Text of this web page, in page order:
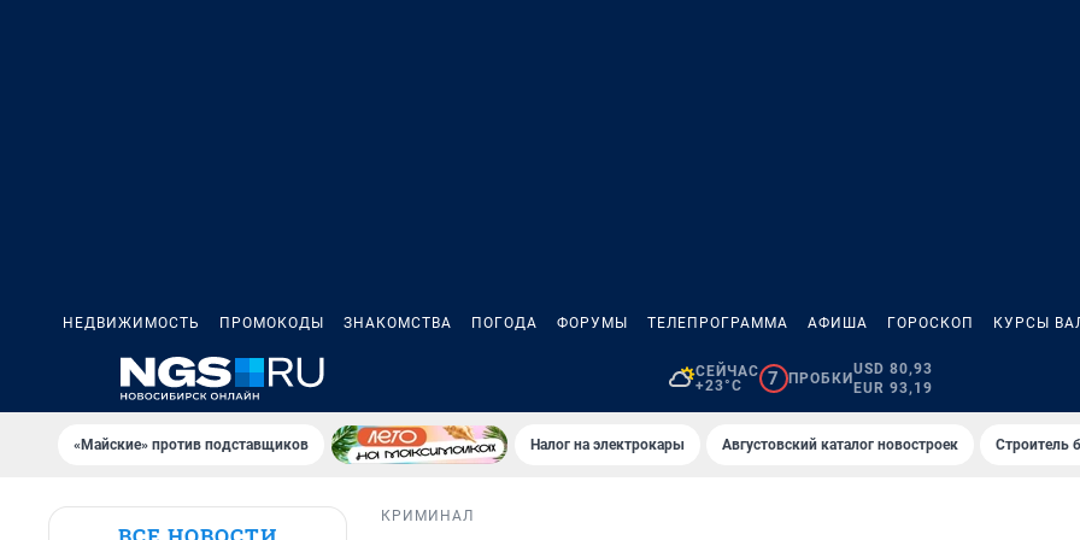
НЕДВИЖИМОСТЬ ПРОМОКОДЫ ЗНАКОМСТВА ПОГОДА ФОРУМЫ ТЕЛЕПРОГРАММА АФИША ГОРОСКОП КУРСЫ
СЕЙЧАС
+23°C
7 ПРОБКИ
USD 80,93
EUR 93,19
«Майские» против подставщиков Налог на электрокары Августовский каталог новостроек Строитель
КРИМИНАЛ